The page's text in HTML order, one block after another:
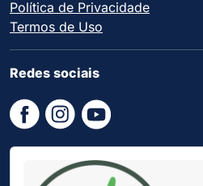
Política de Privacidade
Termos de Uso
Redes sociais